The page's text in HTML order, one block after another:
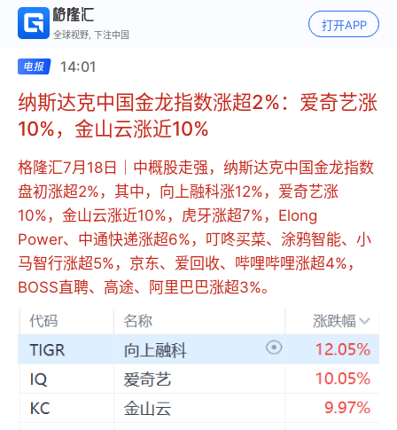
全球视野, 下注中国
打开APP
14:01
纳斯达克中国金龙指数涨超2%：爱奇艺涨
10%，金山云涨近10%
格隆汇7月18日｜中概股走强，纳斯达克中国金龙指数
盘初涨超2%，其中，向上融科涨12%，爱奇艺涨
10%，金山云涨近10%，虎牙涨超7%，Elong
Power、中通快递涨超6%，叮咚买菜、涂鸦智能、小
马智行涨超5%，京东、爱回收、哔哩哔哩涨超4%，
BOSS直聘、高途、阿里巴巴涨超3%。